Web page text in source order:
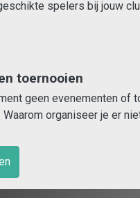
spelers bij jouw
toernooien
geen evenementen of
Waarom organiseer je er